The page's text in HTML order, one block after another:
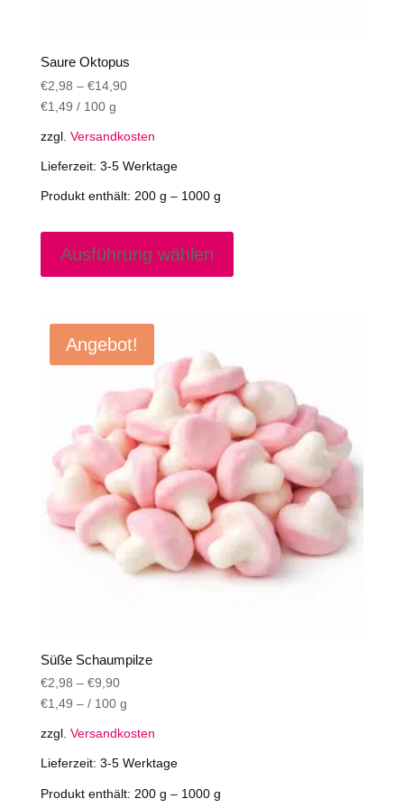
Saure Oktopus
€2,98 – €14,90
€1,49 / 100 g
zzgl. Versandkosten
Lieferzeit: 3-5 Werktage
Produkt enthält: 200 g – 1000 g
Ausführung wählen
Optionen
können
auf
der
Produktseite
gewählt
werden
Angebot!
Süße Schaumpilze
€2,98 – €9,90
€1,49 – / 100 g
zzgl. Versandkosten
Lieferzeit: 3-5 Werktage
Produkt enthält: 200 g – 1000 g